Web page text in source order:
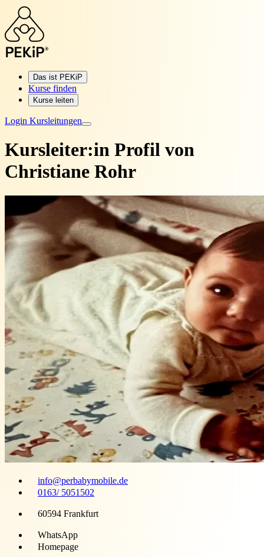
Das ist PEKiP
Kurse finden
Kurse leiten
Login Kursleitungen
Kursleiter:in Profil von
Christiane Rohr
info@perbabymobile.de
0163/ 5051502
60594 Frankfurt
WhatsApp
Homepage